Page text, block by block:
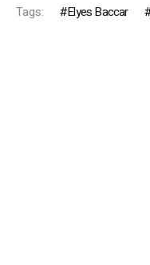
Tags: Elyes Baccar